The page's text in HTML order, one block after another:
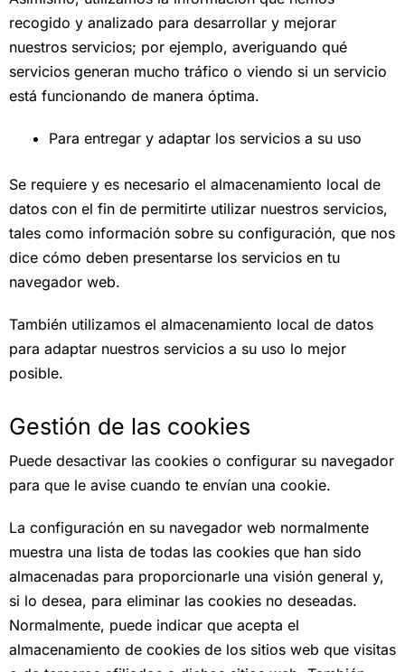
recogido y analizado para desarrollar y mejorar
nuestros servicios; por ejemplo, averiguando qué
servicios generan mucho tráfico o viendo si un servicio
está funcionando de manera óptima.
Para entregar y adaptar los servicios a su uso
Se requiere y es necesario el almacenamiento local de
datos con el fin de permitirte utilizar nuestros servicios,
tales como información sobre su configuración, que nos
dice cómo deben presentarse los servicios en tu
navegador web.
También utilizamos el almacenamiento local de datos
para adaptar nuestros servicios a su uso lo mejor
posible.
Gestión de las cookies
Puede desactivar las cookies o configurar su navegador
para que le avise cuando te envían una cookie.
La configuración en su navegador web normalmente
muestra una lista de todas las cookies que han sido
almacenadas para proporcionarle una visión general y,
si lo desea, para eliminar las cookies no deseadas.
Normalmente, puede indicar que acepta el
almacenamiento de cookies de los sitios web que visitas